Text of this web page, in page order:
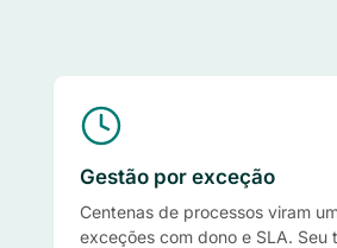
Gestão por exceção
Centenas de processos viram
exceções com dono e SLA. Seu